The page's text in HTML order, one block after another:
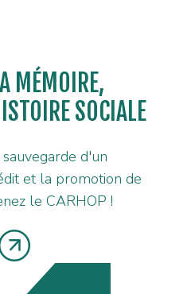
MÉMOIRE,
SOCIALE
d'un
et la promotion de
le CARHOP !